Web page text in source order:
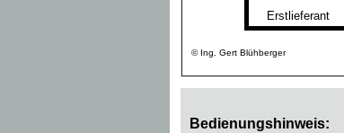
Erstlieferant
© Ing. Gert Blühberger
Bedienungshinweis: